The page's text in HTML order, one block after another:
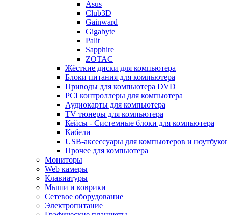
Asus
Club3D
Gainward
Gigabyte
Palit
Sapphire
ZOTAC
Жёсткие диски для компьютера
Блоки питания для компьютера
Приводы для компьютера DVD
PCI контроллеры для компьютера
Аудиокарты для компьютера
TV тюнеры для компьютера
Кейсы - Системные блоки для компьютера
Кабели
USB-аксессуары для компьютеров и
Прочее для компьютера
Мониторы
Web камеры
Клавиатуры
Мыши и коврики
Сетевое оборудование
Электропитание